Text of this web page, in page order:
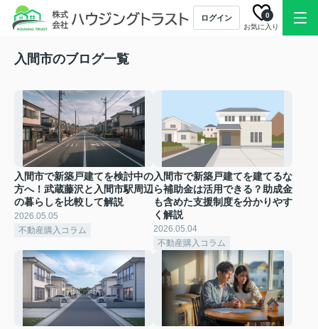
ログイン
お気に入り
0
入間市のブログ一覧
入間市で新築戸建てを検討中の
方へ！武蔵藤沢と入間市駅周辺
の暮らしを比較して解説
2026.05.05
不動産購入コラム
入間市で新築戸建てを建てるな
ら補助金は活用できる？助成金
も含めた支援制度を分かりやす
く解説
2026.05.04
不動産購入コラム